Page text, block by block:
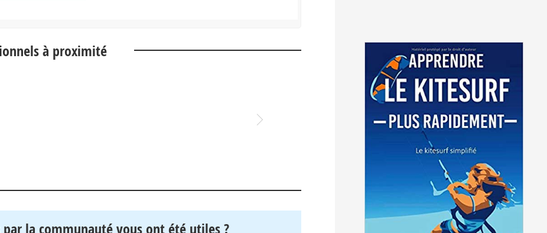
à proximité
la communauté vous ont été utiles ?